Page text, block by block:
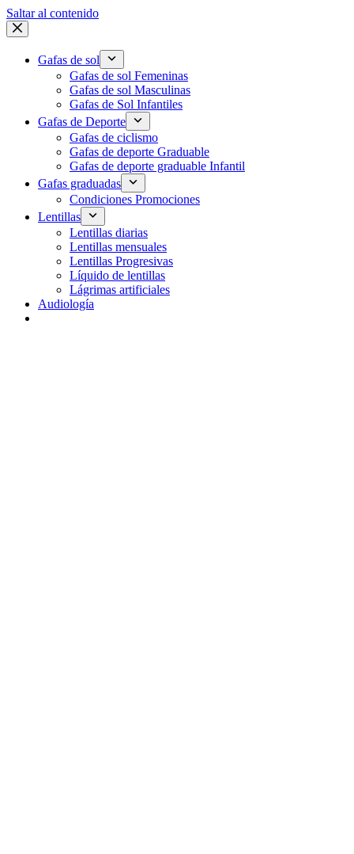
Saltar al contenido
Gafas de sol
Gafas de sol Femeninas
Gafas de sol Masculinas
Gafas de Sol Infantiles
Gafas de Deporte
Gafas de ciclismo
Gafas de deporte Graduable
Gafas de deporte graduable Infantil
Gafas graduadas
Condiciones Promociones
Lentillas
Lentillas diarias
Lentillas mensuales
Lentillas Progresivas
Líquido de lentillas
Lágrimas artificiales
Audiología